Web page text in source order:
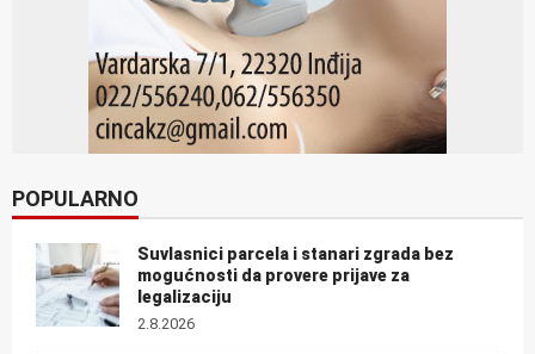
POPULARNO
Suvlasnici parcela i stanari zgrada bez
mogućnosti da provere prijave za
legalizaciju
2.8.2026